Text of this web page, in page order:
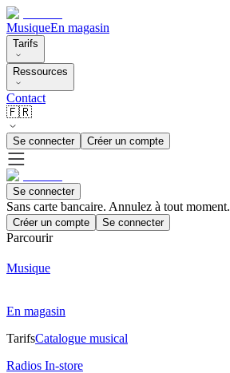
MusiqueEn magasin
Tarifs
Ressources
Contact
🇫🇷
Se connecter Créer un compte
Se connecter
Sans carte bancaire. Annulez à tout moment.
Créer un compte Se connecter
Parcourir
Musique
En magasin
TarifsCatalogue musical
Radios In-store